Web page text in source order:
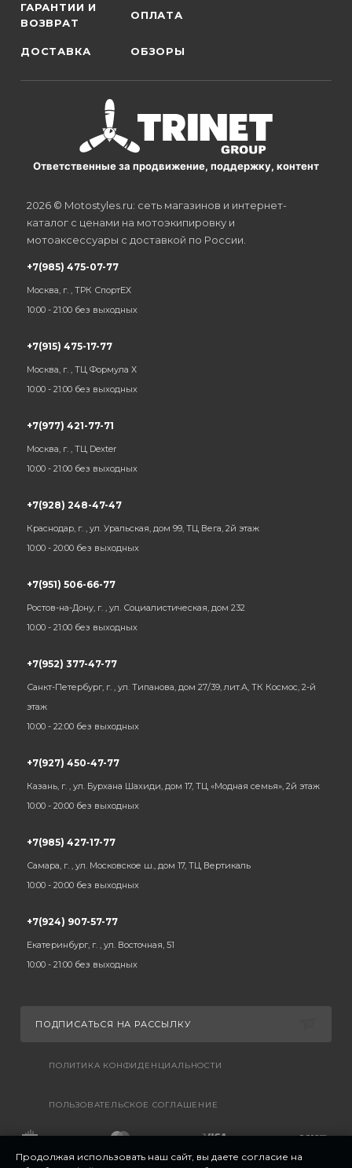
ГАРАНТИИ И
ВОЗВРАТ
ОПЛАТА
ДОСТАВКА ОБЗОРЫ
Ответственные за продвижение, поддержку, контент
2026 © Motostyles.ru: сеть магазинов и интернет-
каталог с ценами на мотоэкипировку и
мотоаксессуары с доставкой по России.
+7(985) 475-07-77
Москва, г. , ТРК СпортЕХ
10:00 - 21:00 без выходных
+7(915) 475-17-77
Москва, г. , ТЦ Формула Х
10:00 - 21:00 без выходных
+7(977) 421-77-71
Москва, г. , ТЦ Dexter
10:00 - 21:00 без выходных
+7(928) 248-47-47
Краснодар, г. , ул. Уральская, дом 99, ТЦ Вега, 2й этаж
10:00 - 20:00 без выходных
+7(951) 506-66-77
Ростов-на-Дону, г. , ул. Социалистическая, дом 232
10:00 - 21:00 без выходных
+7(952) 377-47-77
Санкт-Петербург, г. , ул. Типанова, дом 27/39, лит.А, ТК Космос, 2-й
этаж
10:00 - 22:00 без выходных
+7(927) 450-47-77
Казань, г. , ул. Бурхана Шахиди, дом 17, ТЦ «Модная семья», 2й этаж
10:00 - 20:00 без выходных
+7(985) 427-17-77
Самара, г. , ул. Московское ш., дом 17, ТЦ Вертикаль
10:00 - 20:00 без выходных
+7(924) 907-57-77
Екатеринбург, г. , ул. Восточная, 51
10:00 - 21:00 без выходных
ПОДПИСАТЬСЯ НА РАССЫЛКУ
ПОЛИТИКА КОНФИДЕНЦИАЛЬНОСТИ
ПОЛЬЗОВАТЕЛЬСКОЕ СОГЛАШЕНИЕ
Продолжая использовать наш сайт, вы даете согласие на